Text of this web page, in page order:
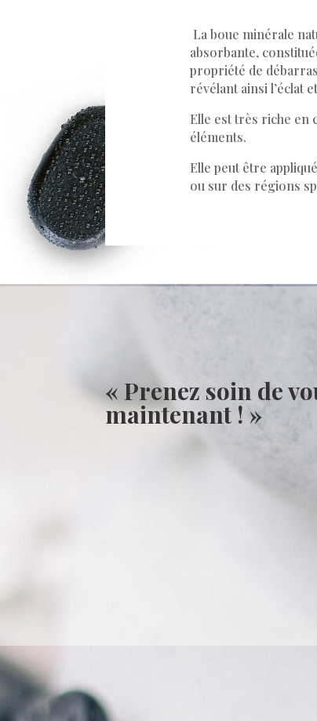
La boue minérale
absorbante,
propriété de
révélant ainsi l’éclat
Elle est très riche en
éléments.
Elle peut être
ou sur des régions
« Prenez soin de
maintenant ! »